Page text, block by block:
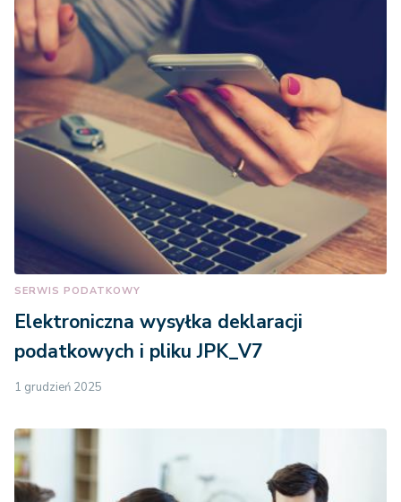
SERWIS PODATKOWY
Elektroniczna wysyłka deklaracji
podatkowych i pliku JPK_V7
1 grudzień 2025